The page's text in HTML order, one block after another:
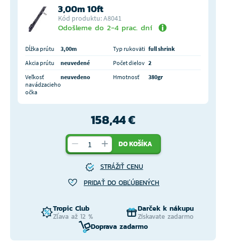
3,00m 10ft
Kód produktu: A8041
Odošleme do 2-4 prac. dní
Dĺžka prútu 3,00m Typ rukoväti full shrink
Akcia prútu
neuvedené Počet dielov 2
Veľkosť
navádzacieho
očka
neuvedeno Hmotnosť 380gr
158,44 €
DO KOŠÍKA
STRÁŽIŤ CENU
PRIDAŤ DO OBĽÚBENÝCH
Tropic Club
Zľava až 12 %
Darček k nákupu
Získavate zadarmo
Doprava zadarmo